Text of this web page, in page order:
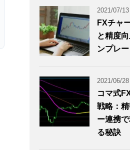
2021/07/13
FXチャ
と精度
ンプレ
2021/06/28
コマ式
戦略：
ー連携
る秘訣